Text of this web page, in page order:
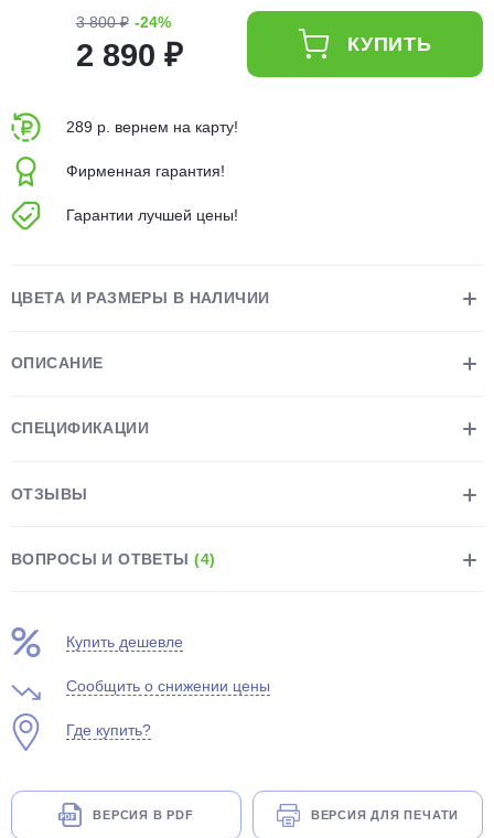
3 800 ₽ -24%
2 890 ₽ КУПИТЬ
289 р. вернем на карту!
Фирменная гарантия!
Гарантии лучшей цены!
ЦВЕТА И РАЗМЕРЫ В НАЛИЧИИ
ОПИСАНИЕ
СПЕЦИФИКАЦИИ
ОТЗЫВЫ
ВОПРОСЫ И ОТВЕТЫ(4)
Купить дешевле
Сообщить о снижении цены
Где купить?
ВЕРСИЯ В PDF ВЕРСИЯ ДЛЯ ПЕЧАТИ
25
Остались вопросы?
plait.ru